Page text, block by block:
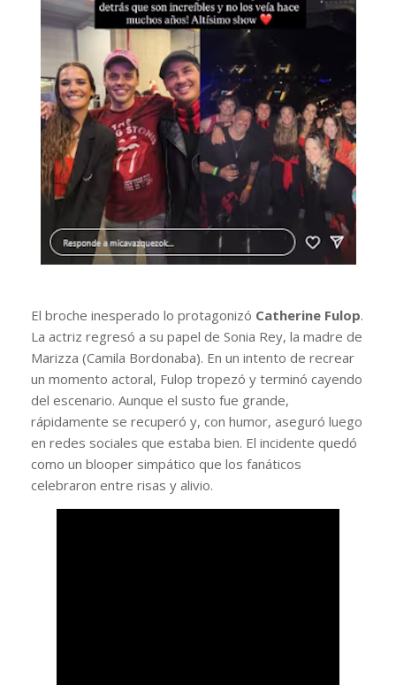
El broche inesperado lo protagonizó Catherine Fulop.
La actriz regresó a su papel de Sonia Rey, la madre de
Marizza (Camila Bordonaba). En un intento de recrear
un momento actoral, Fulop tropezó y terminó cayendo
del escenario. Aunque el susto fue grande,
rápidamente se recuperó y, con humor, aseguró luego
en redes sociales que estaba bien. El incidente quedó
como un blooper simpático que los fanáticos
celebraron entre risas y alivio.